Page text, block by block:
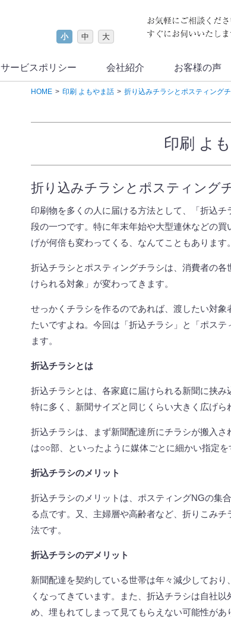
サービスポリシー 会社紹介 お客様の声
小 中 大
HOME 印刷 よもやま話 折り込みチラシとポスティング
印刷 よ
折り込みチラシとポスティング
印刷物を多くの人に届ける方法として、「折込
段の一つです。特に年末年始や大型連休などの
げが何倍も変わってくる、なんてこともあります。
折込チラシとポスティングチラシは、消費者の
けられる対象」が変わってきます。
せっかくチラシを作るのであれば、渡したい対
たいですよね。今回は「折込チラシ」と「ポス
ます。
折込チラシとは
折込チラシとは、各家庭に届けられる新聞に挟
特に多く、新聞サイズと同じくらい大きく広げら
折込チラシは、まず新聞配達所にチラシが搬入
は○○部、といったように媒体ごとに細かい指定を
折込チラシのメリット
折込チラシのメリットは、ポスティングNGの集
る点です。又、主婦層や高齢者など、折りこみ
法です。
折込チラシのデメリット
新聞配達を契約している世帯は年々減少してお
くなってきています。また、折込チラシは自社
め、埋もれてしまって見てもらえない可能性があ